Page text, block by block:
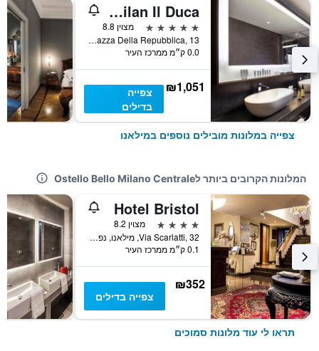
Me Milan Il Duca
5 כוכבים
מצוין 8.8
Piazza Della Repubblica, 13, מילאנו, נפת מילאנו, איטליה
0.0 ק״מ ממרכז העיר
₪1,051
צפייה
בדילים
צפייה במלונות מובילים נוספים במילאנו
המלונות הקרובים ביותר לOstello Bello Milano Centrale
Hotel Bristol
4 כוכבים
מצוין 8.2
Via Scarlatti, 32, מילאנו, נפת מילאנו, איטליה
0.1 ק״מ ממרכז העיר
₪352
צפייה בדילים
תראו לי עוד מלונות סמוכים